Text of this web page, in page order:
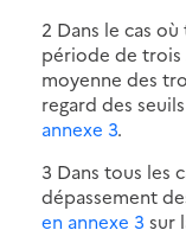
2 Dans le cas
période de trois
moyenne des
regard des
annexe 3.
3 Dans tous les
dépassement
en annexe 3 sur